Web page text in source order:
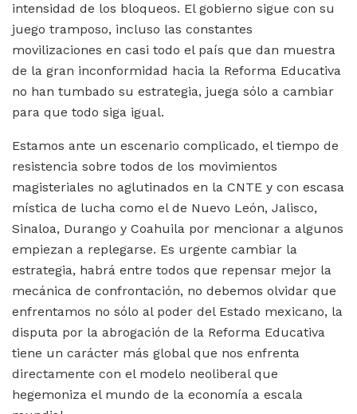
intensidad de los bloqueos. El gobierno sigue con su
juego tramposo, incluso las constantes
movilizaciones en casi todo el país que dan muestra
de la gran inconformidad hacia la Reforma Educativa
no han tumbado su estrategia, juega sólo a cambiar
para que todo siga igual.
Estamos ante un escenario complicado, el tiempo de
resistencia sobre todos de los movimientos
magisteriales no aglutinados en la CNTE y con escasa
mística de lucha como el de Nuevo León, Jalisco,
Sinaloa, Durango y Coahuila por mencionar a algunos
empiezan a replegarse. Es urgente cambiar la
estrategia, habrá entre todos que repensar mejor la
mecánica de confrontación, no debemos olvidar que
enfrentamos no sólo al poder del Estado mexicano, la
disputa por la abrogación de la Reforma Educativa
tiene un carácter más global que nos enfrenta
directamente con el modelo neoliberal que
hegemoniza el mundo de la economía a escala